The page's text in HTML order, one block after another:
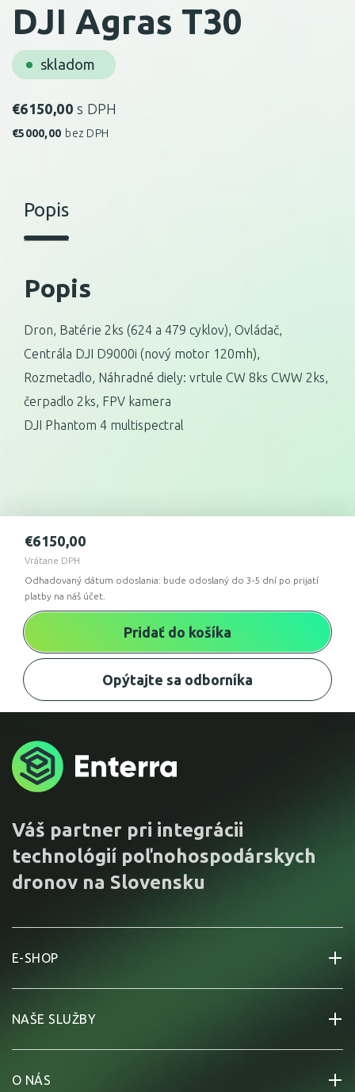
DJI Agras T30
skladom
€6150,00 s DPH
€5000,00 bez DPH
Popis
Popis
Dron, Batérie 2ks (624 a 479 cyklov), Ovládač,
Centrála DJI D9000i (nový motor 120mh),
Rozmetadlo, Náhradné diely: vrtule CW 8ks CWW 2ks,
čerpadlo 2ks, FPV kamera
DJI Phantom 4 multispectral
Odhadovaný dátum odoslania: bude odoslaný do 3-5 dní po prijatí
platby na náš účet.
€6150,00
Vrátane DPH
Pridať do košíka
Opýtajte sa odborníka
Váš partner pri integrácii
technológií poľnohospodárskych
dronov na Slovensku
E-SHOP
NAŠE SLUŽBY
O NÁS